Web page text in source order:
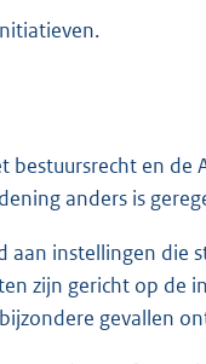
bestuursrecht en
anders is
aan instellingen
zijn gericht op de
gevallen